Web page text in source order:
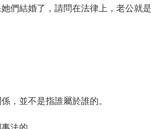
們結婚了，請問在法律上，老公就是
，並不是指誰屬於誰的。